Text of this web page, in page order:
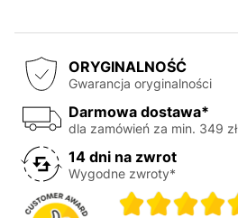
ORYGINALNOŚĆ
Gwarancja oryginalności
Darmowa dostawa*
dla zamówień za min. 349 zł
14 dni na zwrot
Wygodne zwroty*